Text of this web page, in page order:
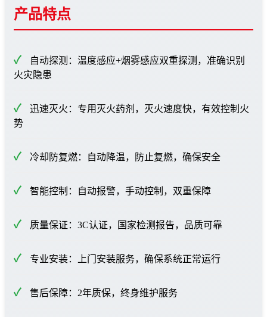
产品特点
自动探测：温度感应+烟雾感应双重探测，准确识别
火灾隐患
迅速灭火：专用灭火药剂，灭火速度快，有效控制火
势
冷却防复燃：自动降温，防止复燃，确保安全
智能控制：自动报警，手动控制，双重保障
质量保证：3C认证，国家检测报告，品质可靠
专业安装：上门安装服务，确保系统正常运行
售后保障：2年质保，终身维护服务